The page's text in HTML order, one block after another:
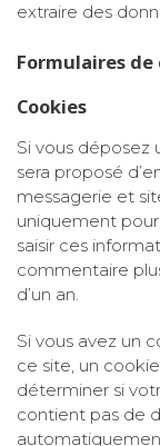
extraire des
Formulaires
Cookies
Si vous déposez
sera proposé
messagerie et
uniquement
saisir ces
commentaire
d’un an.
Si vous avez un
ce site, un
déterminer si
contient pas de